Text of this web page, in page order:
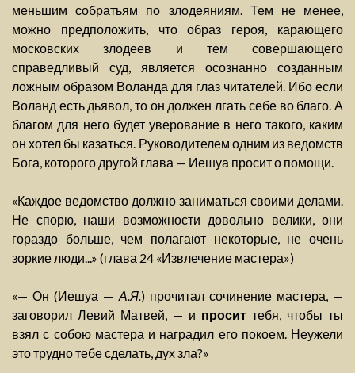
меньшим собратьям по злодеяниям. Тем не менее,
можно предположить, что образ героя, карающего
московских злодеев и тем совершающего
справедливый суд, является осознанно созданным
ложным образом Воланда для глаз читателей. Ибо если
Воланд есть дьявол, то он должен лгать себе во благо. А
благом для него будет уверование в него такого, каким
он хотел бы казаться. Руководителем одним из ведомств
Бога, которого другой глава — Иешуа просит о помощи.
«Каждое ведомство должно заниматься своими делами.
Не спорю, наши возможности довольно велики, они
гораздо больше, чем полагают некоторые, не очень
зоркие люди...» (глава 24 «Извлечение мастера»)
«— Он (Иешуа — А.Я.) прочитал сочинение мастера, —
заговорил Левий Матвей, — и просит тебя, чтобы ты
взял с собою мастера и наградил его покоем. Неужели
это трудно тебе сделать, дух зла?»